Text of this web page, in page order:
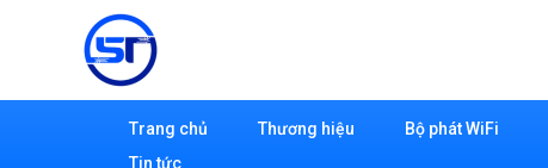
Trang chủ Thương hiệu Bộ phát WiFi
Tin tức